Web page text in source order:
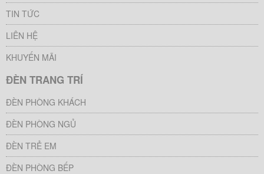
TIN TỨC
LIÊN HỆ
KHUYẾN MÃI
ĐÈN TRANG TRÍ
ĐÈN PHÒNG KHÁCH
ĐÈN PHÒNG NGỦ
ĐÈN TRẺ EM
ĐÈN PHÒNG BẾP